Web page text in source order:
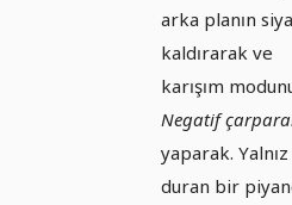
arka planın
kaldırarak ve
karışım
Negatif
yaparak. Yalnız
duran bir